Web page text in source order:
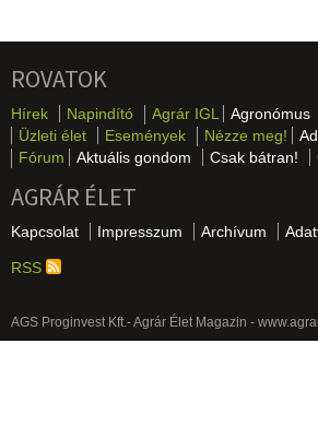
ROVATOK
Hírek Napindító Agrár IGL Agronómus
Üzleti élet
Események Nézze meg!
Fórum
Aktuális gondom Csak bátran!
AGRÁR ÉLET
Kapcsolat Impresszum Archívum
RSS
AGS Proginvest Kft.- Agrár Élet Magazin -